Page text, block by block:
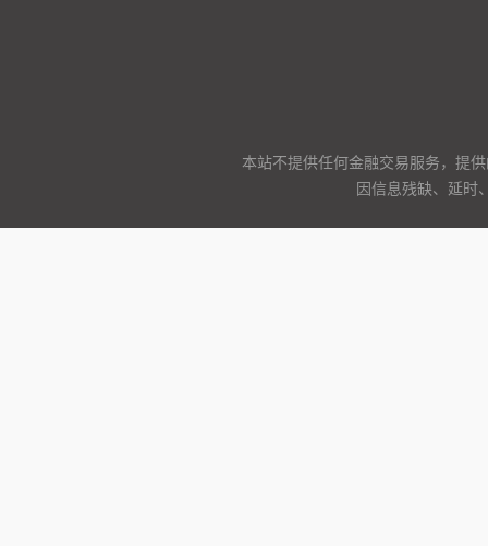
本站不提供任何金融交易服务，提
因信息残缺、延时